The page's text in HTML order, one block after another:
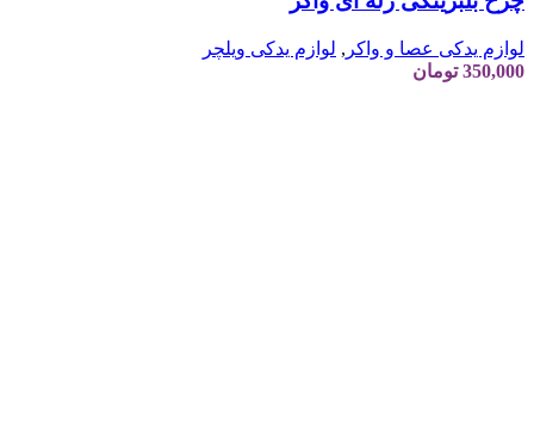
لوازم یدکی عصا و واکر , لوازم یدکی ویلچر
350,000 تومان